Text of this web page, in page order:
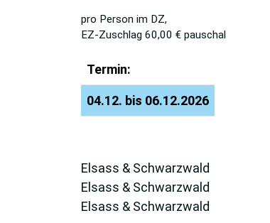
pro Person im DZ,
EZ-Zuschlag 60,00 € pauschal
Termin:
04.12. bis 06.12.2026
Elsass & Schwarzwald
Elsass & Schwarzwald
Elsass & Schwarzwald